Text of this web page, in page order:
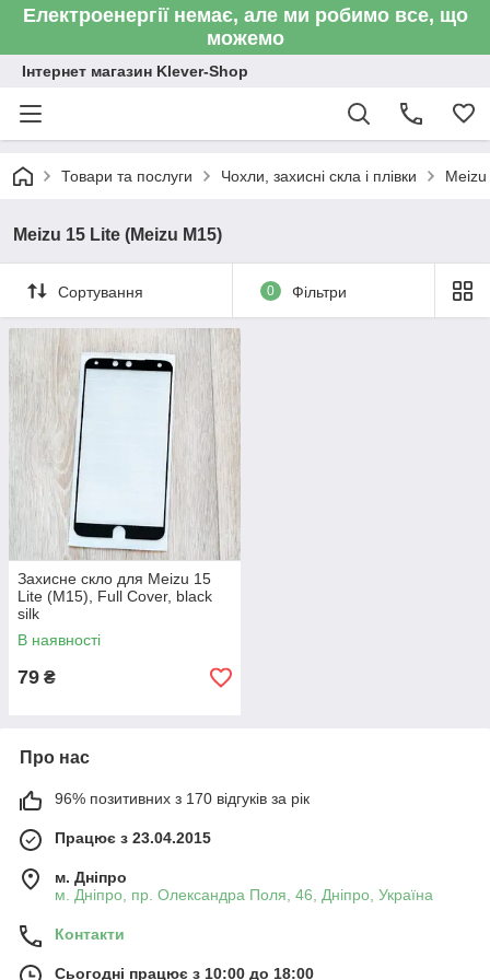
Електроенергії немає, але ми робимо все, що
можемо
Інтернет магазин Klever-Shop
Товари та послуги Чохли, захисні скла і плівки Meizu
Meizu 15 Lite (Meizu M15)
Сортування 0 Фільтри
Захисне скло для Meizu 15
Lite (M15), Full Cover, black
silk
В наявності
79 ₴
Про нас
96% позитивних з 170 відгуків за рік
Працює з 23.04.2015
м. Дніпро
м. Дніпро, пр. Олександра Поля, 46, Дніпро, Україна
Контакти
Сьогодні працює з 10:00 до 18:00